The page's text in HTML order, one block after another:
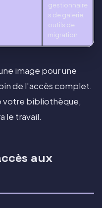
gestionnaire
s de galerie,
outils de
migration
image pour une
de l'accès complet.
votre bibliothèque,
le travail.
aux